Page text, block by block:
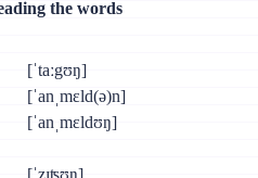
the words
[ˈtaːgʊŋ]
[ˈanˌmɛld(ə)n]
[ˈanˌmɛldʊŋ]
[ˈzɪʦʊŋ]